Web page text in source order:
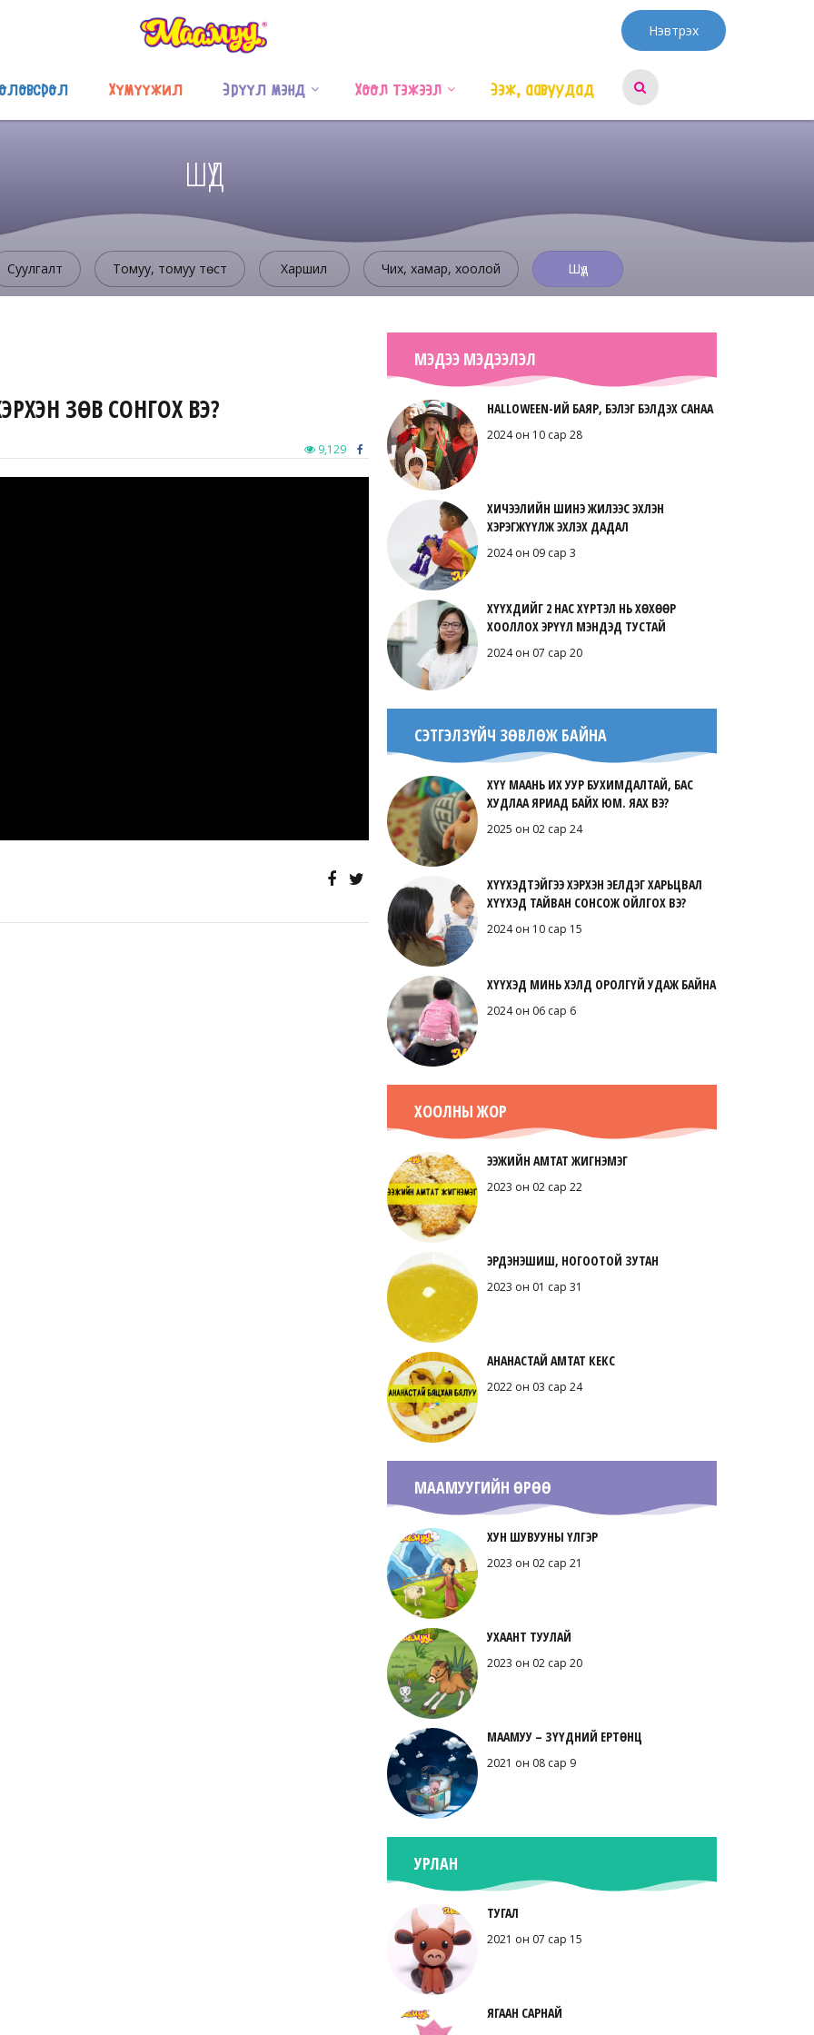
Нэвтрэх
Хүмүүжил Эрүүл мэнд Хоол тэжээл Ээж, аавуудад
ШҮД
Суулгалт Томуу, томуу төст Харшил Чих, хамар, хоолой Шүд
ЗӨВ СОНГОХ ВЭ?
9,129
МЭДЭЭ МЭДЭЭЛЭЛ
HALLOWEEN-ИЙ БАЯР, БЭЛЭГ БЭЛДЭХ САНАА
2024 он 10 сар 28
ХИЧЭЭЛИЙН ШИНЭ ЖИЛЭЭС ЭХЛЭН
ХЭРЭГЖҮҮЛЖ ЭХЛЭХ ДАДАЛ
2024 он 09 сар 3
ХҮҮХДИЙГ 2 НАС ХҮРТЭЛ НЬ ХӨХӨӨР
ХООЛЛОХ ЭРҮҮЛ МЭНДЭД ТУСТАЙ
2024 он 07 сар 20
СЭТГЭЛЗҮЙЧ ЗӨВЛӨЖ БАЙНА
ХҮҮ МААНЬ ИХ УУР БУХИМДАЛТАЙ, БАС
ХУДЛАА ЯРИАД БАЙХ ЮМ. ЯАХ ВЭ?
2025 он 02 сар 24
ХҮҮХЭДТЭЙГЭЭ ХЭРХЭН ЭЕЛДЭГ ХАРЬЦВАЛ
ХҮҮХЭД ТАЙВАН СОНСОЖ ОЙЛГОХ ВЭ?
2024 он 10 сар 15
ХҮҮХЭД МИНЬ ХЭЛД ОРОЛГҮЙ УДАЖ БАЙНА
2024 он 06 сар 6
ХООЛНЫ ЖОР
ЭЭЖИЙН АМТАТ ЖИГНЭМЭГ
2023 он 02 сар 22
ЭРДЭНЭШИШ, НОГООТОЙ ЗУТАН
2023 он 01 сар 31
АНАНАСТАЙ АМТАТ КЕКС
2022 он 03 сар 24
МААМУУГИЙН ӨРӨӨ
ХУН ШУВУУНЫ ҮЛГЭР
2023 он 02 сар 21
УХААНТ ТУУЛАЙ
2023 он 02 сар 20
МААМУУ – ЗҮҮДНИЙ ЕРТӨНЦ
2021 он 08 сар 9
УРЛАН
ТУГАЛ
2021 он 07 сар 15
ЯГААН САРНАЙ